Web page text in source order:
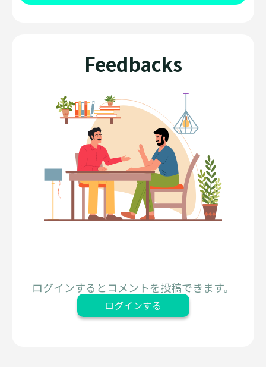
Feedbacks
ログインするとコメントを投稿できます。
ログインする